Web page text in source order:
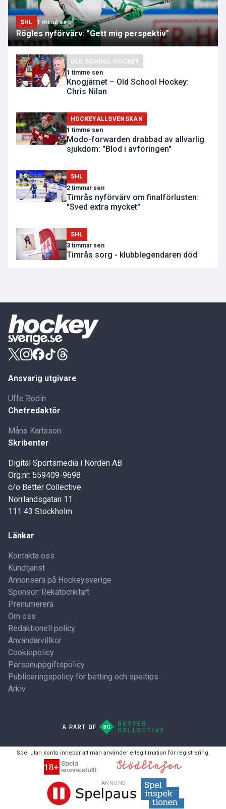
SHL 1 minut sen
Rögles nyförvärv: "Gett mig perspektiv"
OLD SCHOOL HOCKEY
1 timme sen
Knogjärnet – Old School Hockey:
Chris Nilan
HOCKEYALLSVENSKAN
1 timme sen
Modo-forwarden drabbad av allvarlig
sjukdom: "Blod i avföringen"
SHL
2 timmar sen
Timrås nyförvärv om finalförlusten:
"Sved extra mycket"
SHL
3 timmar sen
Timrås sorg - klubblegendaren död
ANNONS
Ansvarig utgivare
Uffe Bodin
Chefredaktör
Måns Karlsson
Skribenter
Digital Sportsmedia i Norden AB
Org.nr: 559409-9698
c/o Better Collective
Norrlandsgatan 11
111 43 Stockholm
Länkar
Kontakta oss
Kundtjänst
Annonsera på Hockeysverige
Sponsor: Rekatochklart
Prenumerera
Om oss
Redaktionell policy
Användarvillkor
Cookiepolicy
Personuppgiftspolicy
Publiceringspolicy för betting och speltips
Arkiv
Spel utan konto innebär att man använder e-legitimation för registrering.